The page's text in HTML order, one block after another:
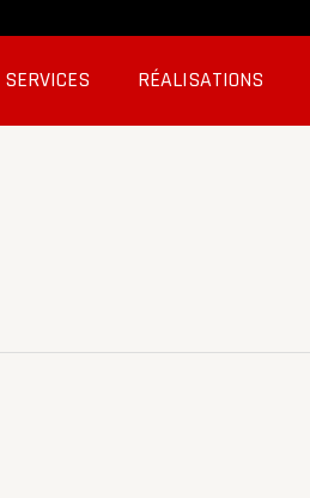
SERVICES RÉALISATIONS